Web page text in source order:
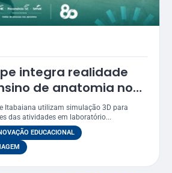
integra realidade
de anatomia no
Itabaiana utilizam simulação 3D para
das atividades em laboratório...
EDUCACIONAL